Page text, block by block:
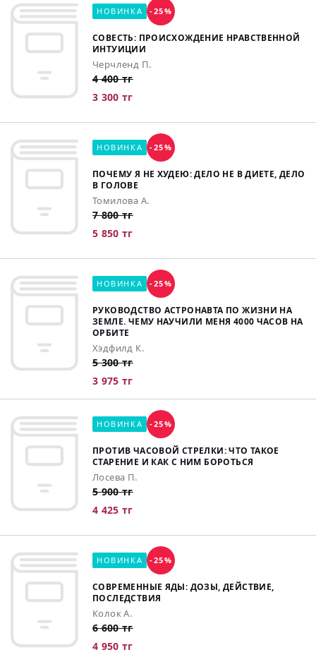
НОВИНКА -25%
СОВЕСТЬ: ПРОИСХОЖДЕНИЕ НРАВСТВЕННОЙ
ИНТУИЦИИ
Черчленд П.
4 400 тг
3 300 тг
НОВИНКА -25%
ПОЧЕМУ Я НЕ ХУДЕЮ: ДЕЛО НЕ В ДИЕТЕ, ДЕЛО
В ГОЛОВЕ
Томилова А.
7 800 тг
5 850 тг
НОВИНКА -25%
РУКОВОДСТВО АСТРОНАВТА ПО ЖИЗНИ НА
ЗЕМЛЕ. ЧЕМУ НАУЧИЛИ МЕНЯ 4000 ЧАСОВ НА
ОРБИТЕ
Хэдфилд К.
5 300 тг
3 975 тг
НОВИНКА -25%
ПРОТИВ ЧАСОВОЙ СТРЕЛКИ: ЧТО ТАКОЕ
СТАРЕНИЕ И КАК С НИМ БОРОТЬСЯ
Лосева П.
5 900 тг
4 425 тг
НОВИНКА -25%
СОВРЕМЕННЫЕ ЯДЫ: ДОЗЫ, ДЕЙСТВИЕ,
ПОСЛЕДСТВИЯ
Колок А.
6 600 тг
4 950 тг